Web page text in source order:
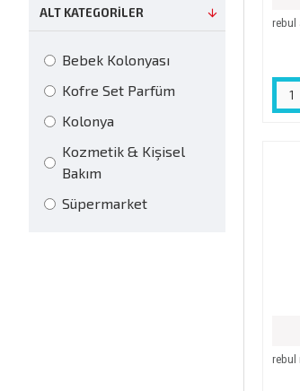
ALT KATEGORILER
Bebek Kolonyası
Kofre Set Parfüm
Kolonya
Kozmetik & Kişisel
Bakım
Süpermarket
rebul
rebul